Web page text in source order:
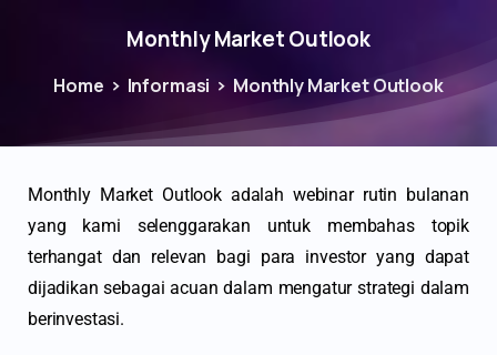
Monthly Market Outlook
Home Informasi Monthly Market Outlook
Monthly Market Outlook adalah webinar rutin bulanan
yang kami selenggarakan untuk membahas topik
terhangat dan relevan bagi para investor yang dapat
dijadikan sebagai acuan dalam mengatur strategi dalam
berinvestasi.